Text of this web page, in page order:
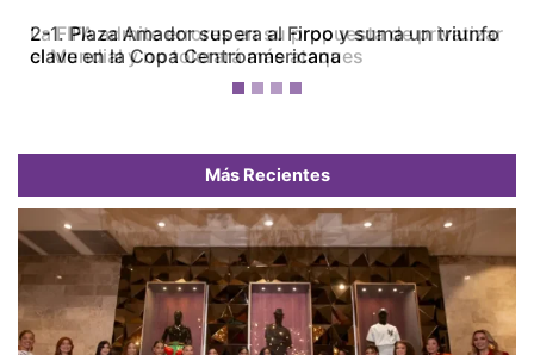
La FIFA admite errores en su propuesta de privatizar
el Mundial y no tolerará más ataques
Más Recientes